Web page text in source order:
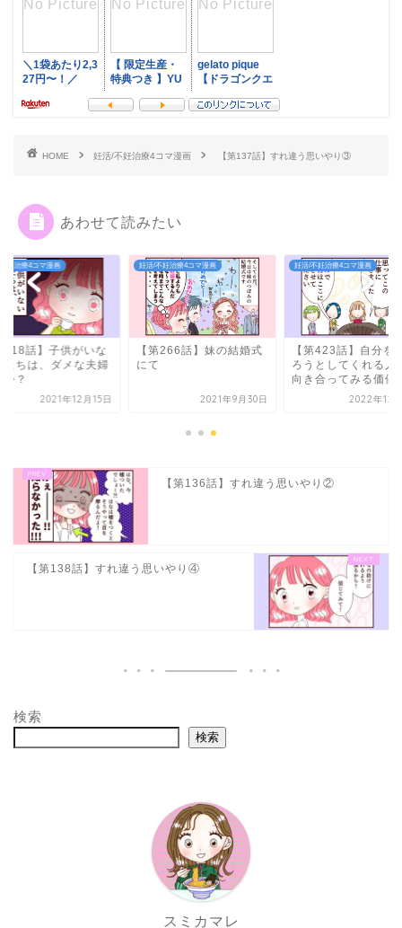
HOME 妊活/不妊治療4コマ漫画 【第137話】すれ違う思いやり③
あわせて読みたい
妊治療4コマ漫画
318話】子供がいな
たちは、ダメな夫婦
か？
2021年12月15日
妊活/不妊治療4コマ漫画
【第266話】妹の結婚式
にて
2021年9月30日
妊活/不妊治療4コマ漫画
【第423話】自分を
ろうとしてくれる人
向き合ってみる価値
2022年12
【第136話】すれ違う思いやり②
【第138話】すれ違う思いやり④
検索
検索
スミカマレ